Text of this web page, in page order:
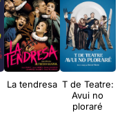
La tendresa T de Teatre:
Avui no
ploraré